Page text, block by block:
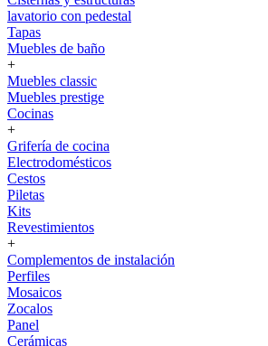
lavatorio con pedestal
Tapas
Muebles de baño
+
Muebles classic
Muebles prestige
Cocinas
+
Grifería de cocina
Electrodomésticos
Cestos
Piletas
Kits
Revestimientos
+
Complementos de instalación
Perfiles
Mosaicos
Zocalos
Panel
Cerámicas